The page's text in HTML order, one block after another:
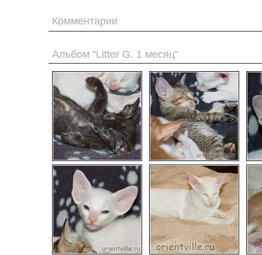
Комментарии
Альбом "Litter G. 1 месяц"